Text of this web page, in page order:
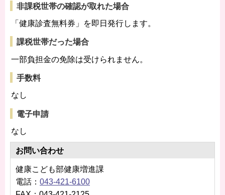
非課税世帯の確認が取れた場合
「健康診査無料券」を即日発行します。
課税世帯だった場合
一部負担金の免除は受けられません。
手数料
なし
電子申請
なし
お問い合わせ
健康こども部健康増進課
電話： 043-421-6100